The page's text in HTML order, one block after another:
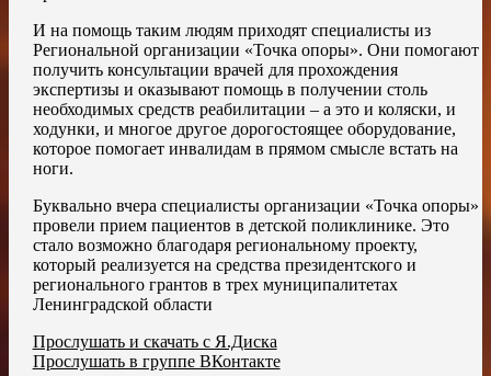
И на помощь таким людям приходят специалисты из
Региональной организации «Точка опоры». Они помогают
получить консультации врачей для прохождения
экспертизы и оказывают помощь в получении столь
необходимых средств реабилитации – а это и коляски, и
ходунки, и многое другое дорогостоящее оборудование,
которое помогает инвалидам в прямом смысле встать на
ноги.
Буквально вчера специалисты организации «Точка опоры»
провели прием пациентов в детской поликлинике. Это
стало возможно благодаря региональному проекту,
который реализуется на средства президентского и
регионального грантов в трех муниципалитетах
Ленинградской области
Прослушать и скачать с Я.Диска
Прослушать в группе ВКонтакте